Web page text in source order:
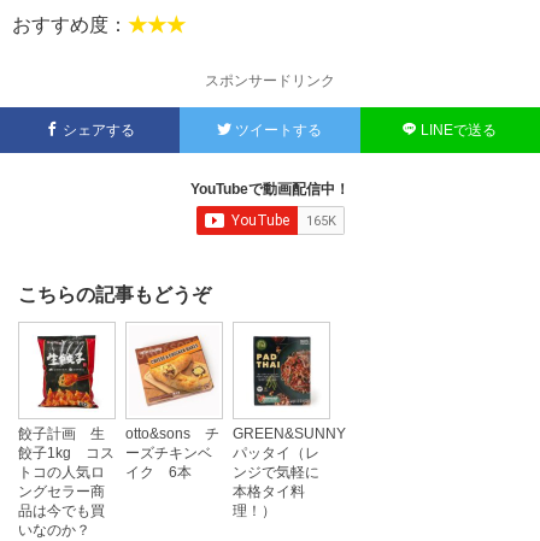
おすすめ度： ★★★
スポンサードリンク
シェアする ツイートする LINEで送る
YouTubeで動画配信中！
こちらの記事もどうぞ
餃子計画 生
餃子1kg コス
トコの人気ロ
ングセラー商
品は今でも買
いなのか？
otto&sons チ
ーズチキンベ
イク 6本
GREEN&SUNNY
パッタイ（レ
ンジで気軽に
本格タイ料
理！）